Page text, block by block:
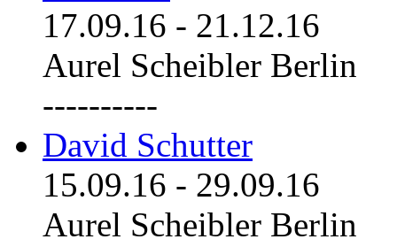
17.09.16 - 21.12.16
Aurel Scheibler Berlin
----------
David Schutter
15.09.16 - 29.09.16
Aurel Scheibler Berlin